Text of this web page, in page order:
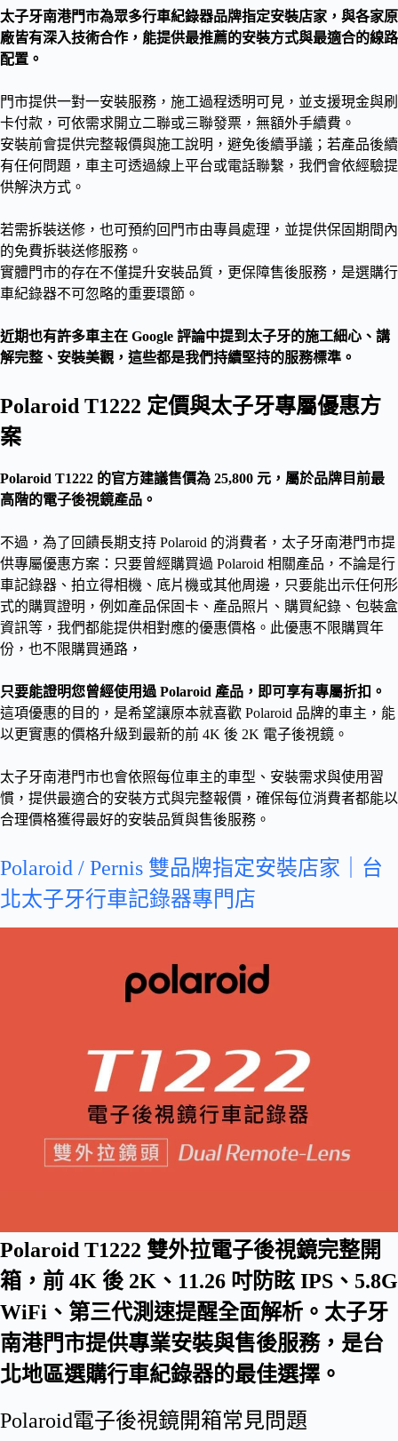
太子牙南港門市為眾多行車紀錄器品牌指定安裝店家，與各家原
廠皆有深入技術合作，能提供最推薦的安裝方式與最適合的線路
配置。
門市提供一對一安裝服務，施工過程透明可見，並支援現金與刷
卡付款，可依需求開立二聯或三聯發票，無額外手續費。
安裝前會提供完整報價與施工說明，避免後續爭議；若產品後續
有任何問題，車主可透過線上平台或電話聯繫，我們會依經驗提
供解決方式。
若需拆裝送修，也可預約回門市由專員處理，並提供保固期間內
的免費拆裝送修服務。
實體門市的存在不僅提升安裝品質，更保障售後服務，是選購行
車紀錄器不可忽略的重要環節。
近期也有許多車主在 Google 評論中提到太子牙的施工細心、講
解完整、安裝美觀，這些都是我們持續堅持的服務標準。
Polaroid T1222 定價與太子牙專屬優惠方
案
Polaroid T1222 的官方建議售價為 25,800 元，屬於品牌目前最
高階的電子後視鏡產品。
不過，為了回饋長期支持 Polaroid 的消費者，太子牙南港門市提
供專屬優惠方案：只要曾經購買過 Polaroid 相關產品，不論是行
車記錄器、拍立得相機、底片機或其他周邊，只要能出示任何形
式的購買證明，例如產品保固卡、產品照片、購買紀錄、包裝盒
資訊等，我們都能提供相對應的優惠價格。此優惠不限購買年
份，也不限購買通路，
只要能證明您曾經使用過 Polaroid 產品，即可享有專屬折扣。
這項優惠的目的，是希望讓原本就喜歡 Polaroid 品牌的車主，能
以更實惠的價格升級到最新的前 4K 後 2K 電子後視鏡。
太子牙南港門市也會依照每位車主的車型、安裝需求與使用習
慣，提供最適合的安裝方式與完整報價，確保每位消費者都能以
合理價格獲得最好的安裝品質與售後服務。
Polaroid / Pernis 雙品牌指定安裝店家｜台
北太子牙行車記錄器專門店
Polaroid T1222 雙外拉電子後視鏡完整開
箱，前 4K 後 2K、11.26 吋防眩 IPS、5.8G
WiFi、第三代測速提醒全面解析。太子牙
南港門市提供專業安裝與售後服務，是台
北地區選購行車紀錄器的最佳選擇。
Polaroid電子後視鏡開箱常見問題